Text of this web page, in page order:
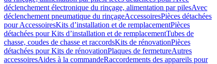
déclenchement électronique du rinçage, alimentation par pilesAvec
déclenchement pneumatique du rinçageAccessoiresPièces détachées
pour AccessoiresKits d’installation et de remplacementPièces
détachées pour Kits d’installation et de remplacementTubes de
chasse, coudes de chasse et raccordsKits de rénovationPièces
détachées pour Kits de rénovationPlaques de fermetureAutres
accessoiresAides à la commandeRaccordements des appareils pour